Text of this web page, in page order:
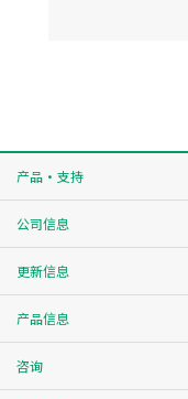
产品・支持
公司信息
更新信息
产品信息
咨询